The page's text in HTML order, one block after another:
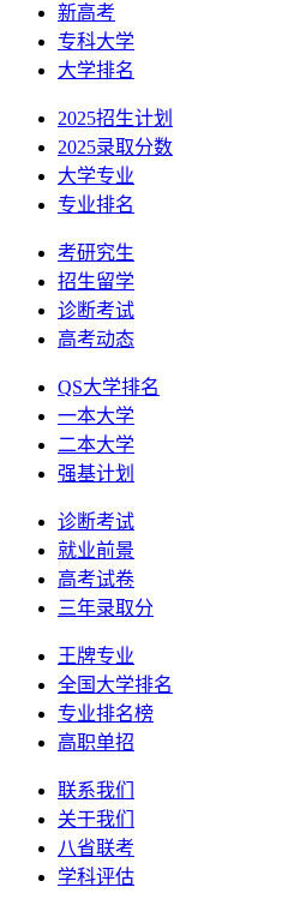
新高考
专科大学
大学排名
2025招生计划
2025录取分数
大学专业
专业排名
考研究生
招生留学
诊断考试
高考动态
QS大学排名
一本大学
二本大学
强基计划
诊断考试
就业前景
高考试卷
三年录取分
王牌专业
全国大学排名
专业排名榜
高职单招
联系我们
关于我们
八省联考
学科评估